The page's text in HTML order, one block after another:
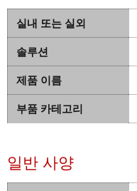
실내 또는 실외
솔루션
제품 이름
부품 카테고리
일반 사양